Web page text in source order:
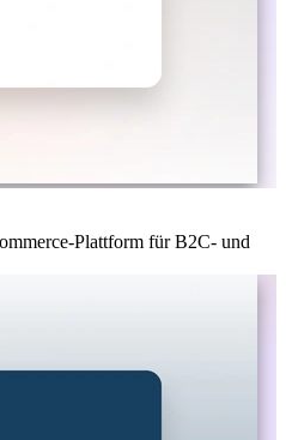
Plattform für B2C- und